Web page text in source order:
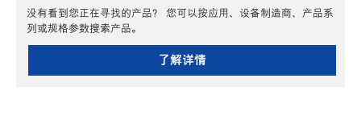
没有看到您正在寻找的产品？ 您可以按应用、设备制造商、产品系
列或规格参数搜索产品。
了解详情